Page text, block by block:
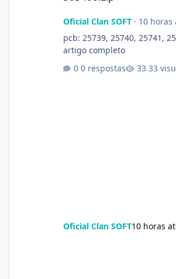
Oficial Clan SOFT· 10 horas
pcb: 25739, 25740, 25741,
artigo completo
0 respostas
33
Oficial Clan SOFT10 horas